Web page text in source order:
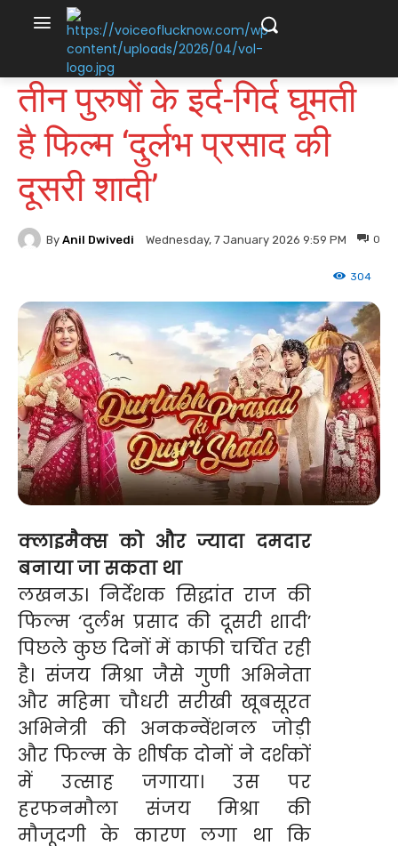
तीन पुरुषों के इर्द-गिर्द घूमती
है फिल्म ‘दुर्लभ प्रसाद की
दूसरी शादी’
By Anil Dwivedi Wednesday, 7 January 2026 9:59 PM 0
304
क्लाइमैक्स को और ज्यादा दमदार
बनाया जा सकता था
लखनऊ। निर्देशक सिद्धांत राज की
फिल्म ‘दुर्लभ प्रसाद की दूसरी शादी’
पिछले कुछ दिनों में काफी चर्चित रही
है। संजय मिश्रा जैसे गुणी अभिनेता
और महिमा चौधरी सरीखी खूबसूरत
अभिनेत्री की अनकन्वेंशनल जोड़ी
और फिल्म के शीर्षक दोनों ने दर्शकों
में उत्साह जगाया। उस पर
हरफनमौला संजय मिश्रा की
मौजूदगी के कारण लगा था कि